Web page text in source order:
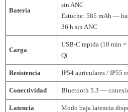
Bateria
sin ANC
Estuche: 585 mAh —
36 h sin ANC
Carga
USB-C rapida (10 min
Qi
Resistencia IP54 auriculares / IP55
Conectividad Bluetooth 5.3 —
Latencia Modo baja latencia